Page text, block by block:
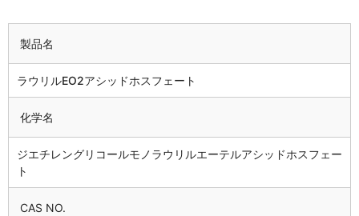
製品名
ラウリルEO2アシッドホスフェート
化学名
ジエチレングリコールモノラウリルエーテルアシッドホスフェー
ト
CAS NO.